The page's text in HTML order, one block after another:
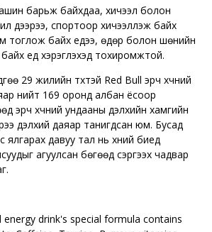
барьж байхдаа, хичээл болон
дээрээ, спортоор хичээллэж байх
тоглож байх үедээ, өдөр болон шөнийн
үед хэрэглэхэд тохиромжтой.
29 жилийн түүхтэй Red Bull эрч хүчний
нийт 169 оронд албан ёсоор
эрч хүчний ундааны дэлхийн хамгийн
дэлхий даяар танигдсан юм. Бусад
ялгарах давуу тал нь хүний биед
агуулсан бөгөөд сэргээх чадвар
energy drink's special formula contains